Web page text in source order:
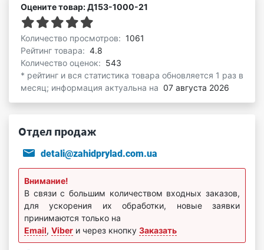
Оцените товар: Д153-1000-21
Количество просмотров: 1061
Рейтинг товара: 4.8
Количество оценок: 543
* рейтинг и вся статистика товара обновляется 1 раз в
месяц; информация актуальна на 07 августа 2026
Отдел продаж
detali@zahidprylad.com.ua
Внимание!
В связи с большим количеством входных заказов,
для ускорения их обработки, новые заявки
принимаются только на
Email, Viber и через кнопку Заказать